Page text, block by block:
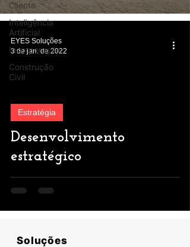
Cliente
Inteligência
Artificial
Incorporação
Construção
Civil
Desenvolvimento
estratégico
Estratégia
EYES Soluções
3 de jan. de 2022
Soluções